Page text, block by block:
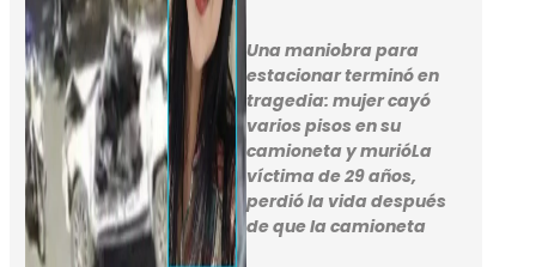
Una maniobra para
estacionar terminó en
tragedia: mujer cayó
varios pisos en su
camioneta y murióLa
víctima de 29 años,
perdió la vida después
de que la camioneta